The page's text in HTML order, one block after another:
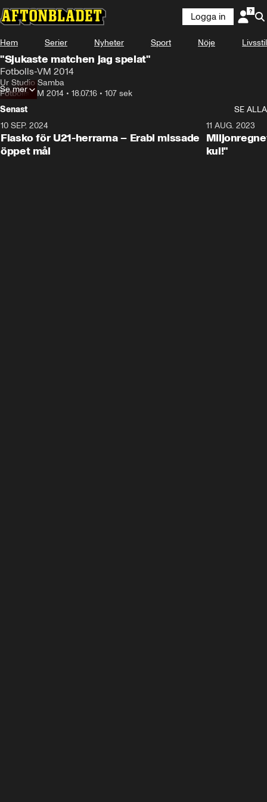
Logga in
Hem Serier Nyheter Sport Nöje Livsstil
"Sjukaste matchen jag spelat"
Fotbolls-VM 2014
Ur Studio Samba
Fotbolls-VM 2014 • 18.07.16 • 107 sek
Se mer
Senast
SE ALLA
10 SEP. 2024
Fiasko för U21-herrarna – Erabi missade
öppet mål
11 AUG. 2023
kul!"